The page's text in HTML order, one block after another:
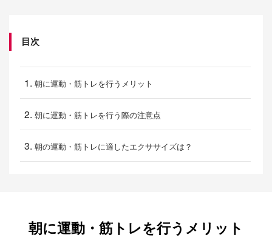
目次
朝に運動・筋トレを行うメリット
朝に運動・筋トレを行う際の注意点
朝の運動・筋トレに適したエクササイズは？
朝に運動・筋トレを行うメリット